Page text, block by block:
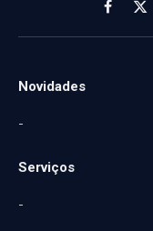
Facebook
X
Novidades
-
Serviços
-